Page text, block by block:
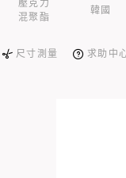
壓克力
混聚酯
韓國
尺寸測量 求助中